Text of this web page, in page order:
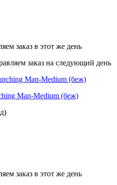
заказ в этот же день
заказ на следующий день
Man-Medium (беж)
заказ в этот же день